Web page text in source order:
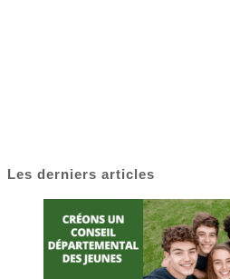
Les derniers articles